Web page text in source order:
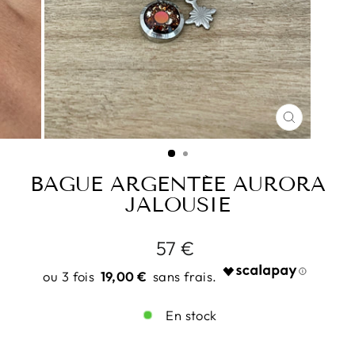
FERMER
(ESC)
BAGUE ARGENTÉE AURORA
JALOUSIE
Prix
régulier
57 €
19,00 €
En stock